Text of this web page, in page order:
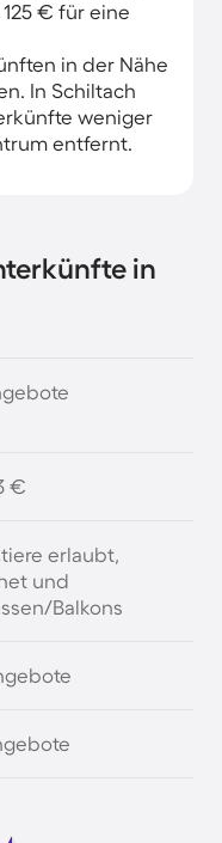
€ für eine
in der Nähe
In Schiltach
weniger
entfernt.
in
€
erlaubt,
und
Balkons